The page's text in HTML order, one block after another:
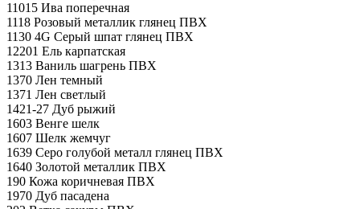
11015 Ива поперечная
1118 Розовый металлик глянец ПВХ
1130 4G Серый шпат глянец ПВХ
12201 Ель карпатская
1313 Ваниль шагрень ПВХ
1370 Лен темный
1371 Лен светлый
1421-27 Дуб рыжий
1603 Венге шелк
1607 Шелк жемчуг
1639 Серо голубой металл глянец ПВХ
1640 Золотой металлик ПВХ
190 Кожа коричневая ПВХ
1970 Дуб пасадена